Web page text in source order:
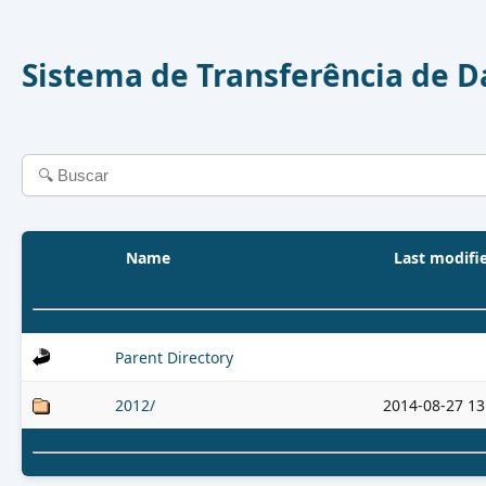
Sistema de Transferência de
Name Last
Parent Directory
2012/ 2014-08-27